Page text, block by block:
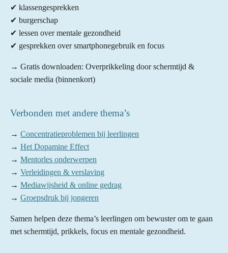
✔ klassengesprekken
✔ burgerschap
✔ lessen over mentale gezondheid
✔ gesprekken over smartphonegebruik en focus
→ Gratis downloaden: Overprikkeling door schermtijd &
sociale media (binnenkort)
Verbonden met andere thema’s
→ Concentratieproblemen bij leerlingen
→ Het Dopamine Effect
→ Mentorles onderwerpen
→ Verleidingen & verslaving
→ Mediawijsheid & online gedrag
→ Groepsdruk bij jongeren
Samen helpen deze thema’s leerlingen om bewuster om te gaan
met schermtijd, prikkels, focus en mentale gezondheid.